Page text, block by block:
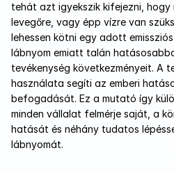
tehát azt igyekszik kifejezni, hogy
levegőre, vagy épp vízre van
lehessen kötni egy adott
lábnyom emiatt talán
tevékenység következményeit. A
használata segíti az emberi
befogadását. Ez a mutató így
minden vállalat felmérje saját, a
hatását és néhány tudatos
lábnyomát.